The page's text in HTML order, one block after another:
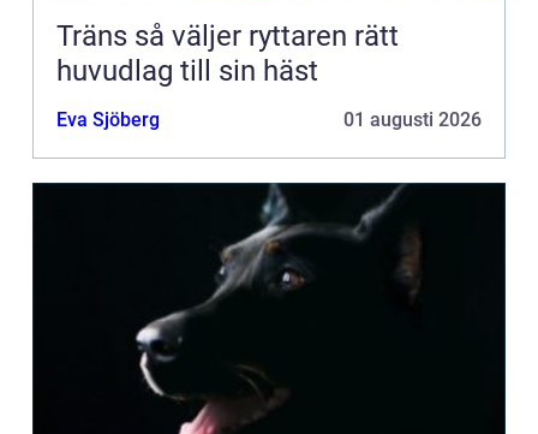
Träns så väljer ryttaren rätt
huvudlag till sin häst
Eva Sjöberg 01 augusti 2026